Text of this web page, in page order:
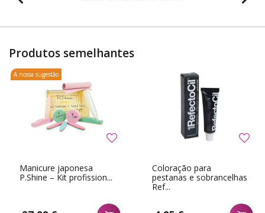
Produtos semelhantes
Manicure japonesa
P.Shine – Kit profission...
A nossa sugestão
Coloração para
pestanas e sobrancelhas
Ref...